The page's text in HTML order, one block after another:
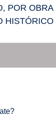
POR OBRA
HISTÓRICO